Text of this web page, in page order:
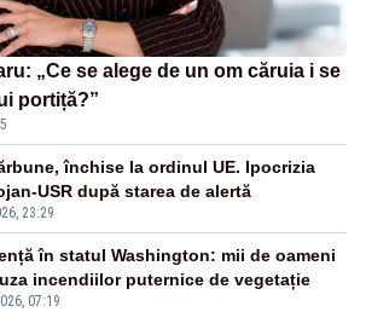
„Ce se alege de un om căruia i se
portiță?”
23:29
închise la ordinul UE. Ipocrizia
USR după starea de alertă
07:19
în statul Washington: mii de oameni
incendiilor puternice de vegetație